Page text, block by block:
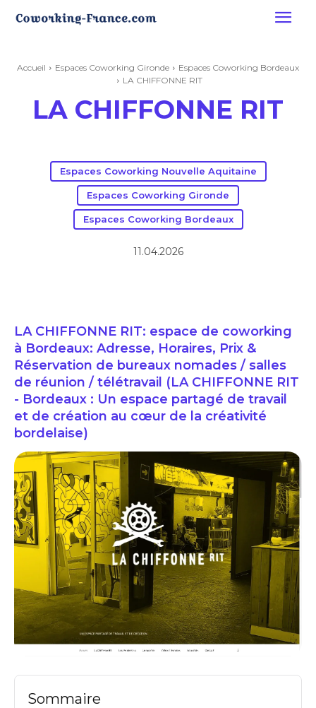
Accueil Espaces Coworking Gironde
Espaces Coworking Bordeaux
LA CHIFFONNE RIT
LA CHIFFONNE RIT
Espaces Coworking Nouvelle Aquitaine
Espaces Coworking Gironde
Espaces Coworking Bordeaux
11.04.2026
LA CHIFFONNE RIT: espace de coworking
à Bordeaux: Adresse, Horaires, Prix &
Réservation de bureaux nomades / salles
de réunion / télétravail (LA CHIFFONNE RIT
- Bordeaux : Un espace partagé de travail
et de création au cœur de la créativité
bordelaise)
LA CHIFFONNE RIT: espace de coworking à Bordeaux: Adresse
Sommaire